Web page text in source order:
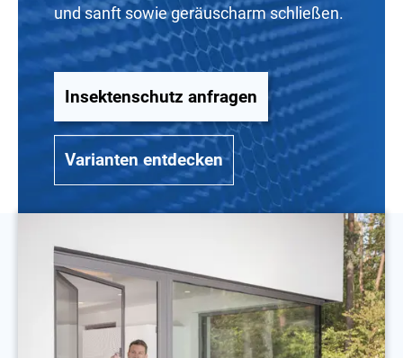
und sanft sowie geräuscharm schließen.
Insektenschutz anfragen
Varianten entdecken